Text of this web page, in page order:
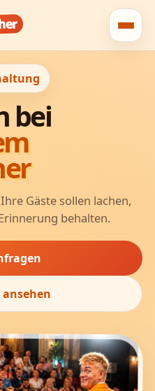
bei
Gäste sollen lachen,
behalten.